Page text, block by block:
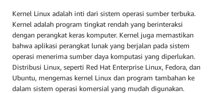
Kernel Linux adalah inti dari sistem operasi sumber terbuka.
Kernel adalah program tingkat rendah yang berinteraksi
dengan perangkat keras komputer. Kernel juga memastikan
bahwa aplikasi perangkat lunak yang berjalan pada sistem
operasi menerima sumber daya komputasi yang diperlukan.
Distribusi Linux, seperti Red Hat Enterprise Linux, Fedora, dan
Ubuntu, mengemas kernel Linux dan program tambahan ke
dalam sistem operasi komersial yang mudah digunakan.